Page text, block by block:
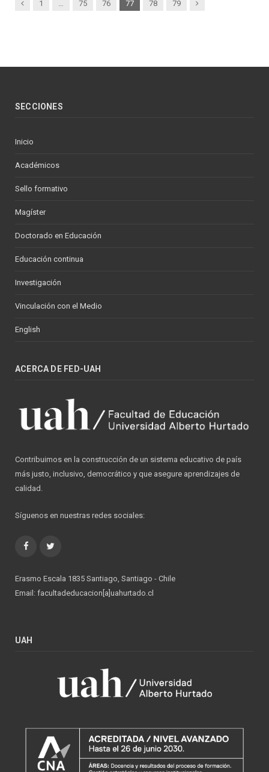
Previous
1 … 75 76 77 78 79 Next
SECCIONES
Inicio
Académicos
Sello formativo
Magíster
Doctorado en Educación
Educación continua
Investigación
Vinculación con el Medio
English
ACERCA DE FED-UAH
Contribuimos en la construcción de un sistema educativo de país
más justo, inclusivo, democrático y que asegure aprendizajes de
calidad.
Síguenos en nuestras redes sociales:
Facebook
Erasmo Escala 1835 Santiago, Santiago - Chile
Email: facultadeducacion[a]uahurtado.cl
UAH